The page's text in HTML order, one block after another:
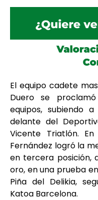
El equipo cadete
Duero se
equipos, subiendo
delante del
Vicente Triatlón.
Fernández logró la
en tercera posición,
oro, en una prueba
Piña del Delikia,
Katoa Barcelona.